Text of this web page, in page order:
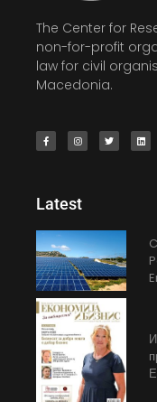
The Center for
non-for-profit
law for civil
Macedonia.
Latest